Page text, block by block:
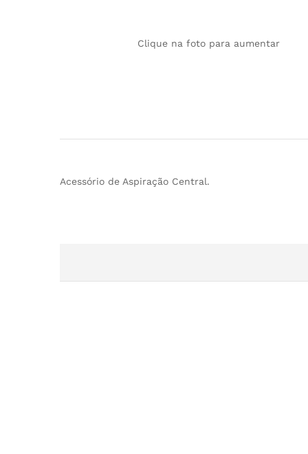
Clique na foto para aumentar
Acessório de Aspiração Central.